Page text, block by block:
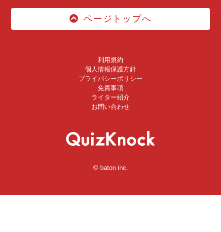
ページトップへ
利用規約
個人情報保護方針
プライバシーポリシー
免責事項
ライター紹介
お問い合わせ
© baton inc.